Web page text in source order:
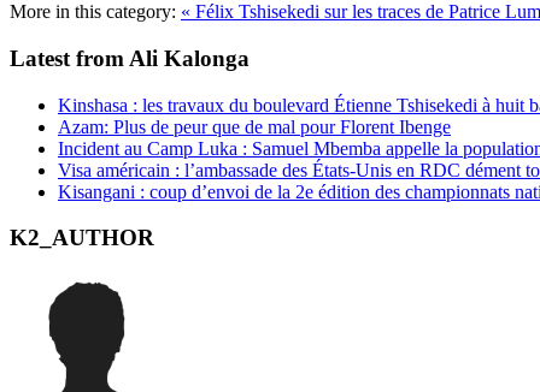
More in this category: « Félix Tshisekedi sur les traces de Patrice
Latest from Ali Kalonga
Kinshasa : les travaux du boulevard Étienne Tshisekedi à huit
Azam: Plus de peur que de mal pour Florent Ibenge
Incident au Camp Luka : Samuel Mbemba appelle la
Visa américain : l’ambassade des États-Unis en RDC dément
Kisangani : coup d’envoi de la 2e édition des championnats
K2_AUTHOR